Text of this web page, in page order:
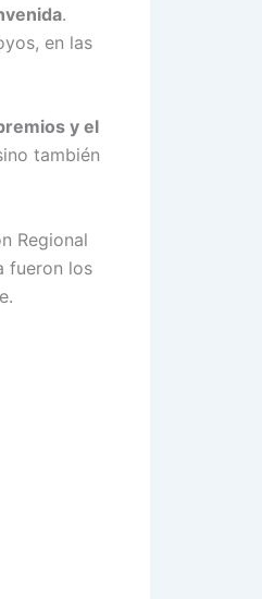
.
en las
y el
también
Regional
fueron los